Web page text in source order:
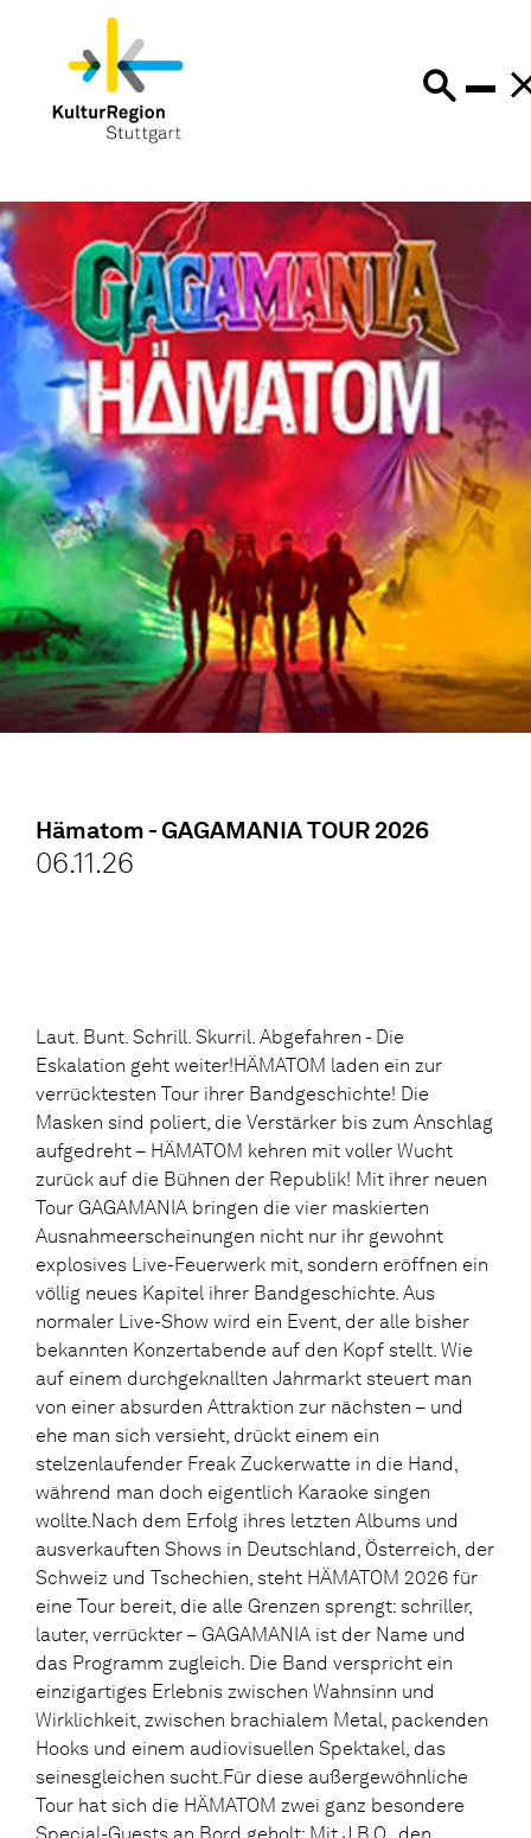
Hämatom - GAGAMANIA TOUR 2026
06.11.26
Laut. Bunt. Schrill. Skurril. Abgefahren - Die
Eskalation geht weiter!HÄMATOM laden ein zur
verrücktesten Tour ihrer Bandgeschichte! Die
Masken sind poliert, die Verstärker bis zum Anschlag
aufgedreht – HÄMATOM kehren mit voller Wucht
zurück auf die Bühnen der Republik! Mit ihrer neuen
Tour GAGAMANIA bringen die vier maskierten
Ausnahmeerscheinungen nicht nur ihr gewohnt
explosives Live-Feuerwerk mit, sondern eröffnen ein
völlig neues Kapitel ihrer Bandgeschichte. Aus
normaler Live-Show wird ein Event, der alle bisher
bekannten Konzertabende auf den Kopf stellt. Wie
auf einem durchgeknallten Jahrmarkt steuert man
von einer absurden Attraktion zur nächsten – und
ehe man sich versieht, drückt einem ein
stelzenlaufender Freak Zuckerwatte in die Hand,
während man doch eigentlich Karaoke singen
wollte.Nach dem Erfolg ihres letzten Albums und
ausverkauften Shows in Deutschland, Österreich, der
Schweiz und Tschechien, steht HÄMATOM 2026 für
eine Tour bereit, die alle Grenzen sprengt: schriller,
lauter, verrückter – GAGAMANIA ist der Name und
das Programm zugleich. Die Band verspricht ein
einzigartiges Erlebnis zwischen Wahnsinn und
Wirklichkeit, zwischen brachialem Metal, packenden
Hooks und einem audiovisuellen Spektakel, das
seinesgleichen sucht.Für diese außergewöhnliche
Tour hat sich die HÄMATOM zwei ganz besondere